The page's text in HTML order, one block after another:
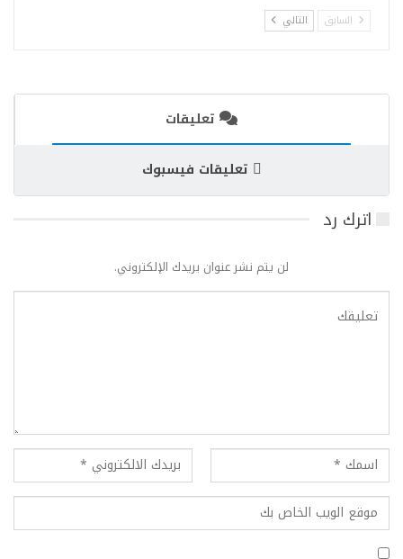
السابق التالي
تعليقات
تعليقات فيسبوك
اترك رد
لن يتم نشر عنوان بريدك الإلكتروني.